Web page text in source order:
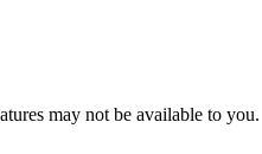
may not be available to you.